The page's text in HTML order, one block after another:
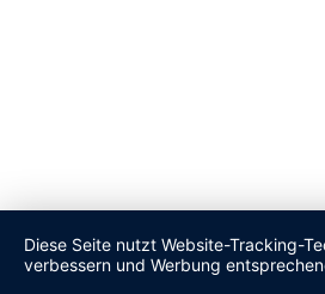
Diese Seite nutzt Website-Tracking-
verbessern und Werbung